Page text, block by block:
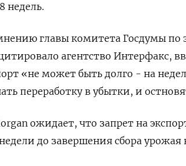
недель.
главы комитета Госдумы по
агентство Интерфакс,
«не может быть долго - на
переработку в убытки, и
ожидает, что запрет на
до завершения сбора урожая